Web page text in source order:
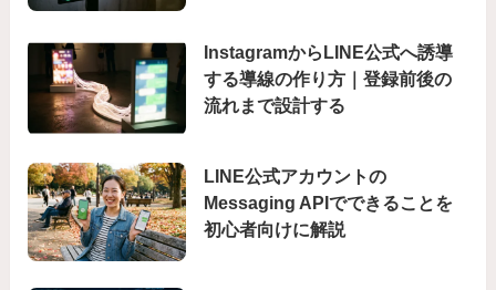
InstagramからLINE公式へ誘導
する導線の作り方｜登録前後の
流れまで設計する
LINE公式アカウントの
Messaging APIでできることを
初心者向けに解説